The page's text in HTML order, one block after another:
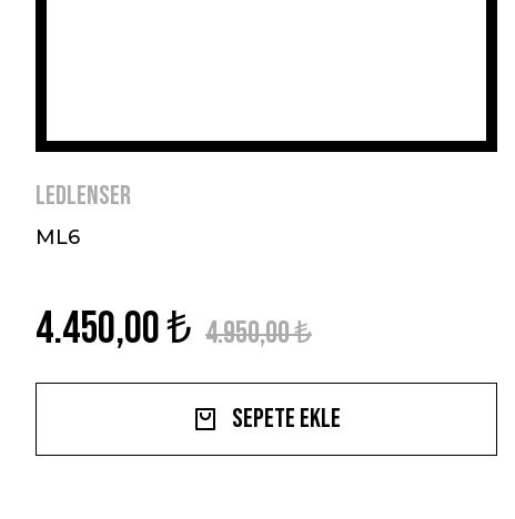
Ledlenser
ML6
4.450,00 ₺ 4.950,00 ₺
Sepete Ekle